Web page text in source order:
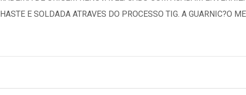
E SOLDADA ATRAVES DO PROCESSO TIG. A GUARNIC?O